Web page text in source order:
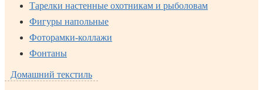
Тарелки настенные охотникам и рыболовам
Фигуры напольные
Фоторамки-коллажи
Фонтаны
Домашний текстиль